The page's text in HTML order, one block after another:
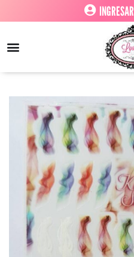
INGRESAR